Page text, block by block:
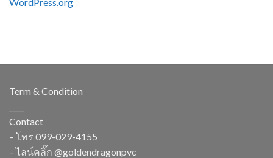
Term & Condition
Contact
– โทร 099-029-4155
– ไลน์คลิ๊ก @goldendragonpvc